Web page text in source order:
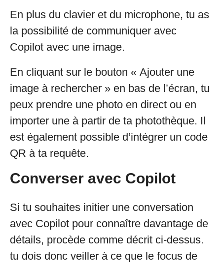
En plus du clavier et du microphone, tu as
la possibilité de communiquer avec
Copilot avec une image.
En cliquant sur le bouton « Ajouter une
image à rechercher » en bas de l’écran, tu
peux prendre une photo en direct ou en
importer une à partir de ta photothèque. Il
est également possible d’intégrer un code
QR à ta requête.
Converser avec Copilot
Si tu souhaites initier une conversation
avec Copilot pour connaître davantage de
détails, procède comme décrit ci-dessus.
tu dois donc veiller à ce que le focus de